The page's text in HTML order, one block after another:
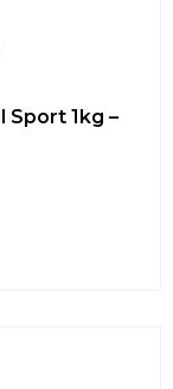
Sport 1kg –